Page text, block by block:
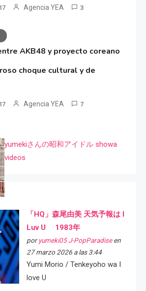
Agencia YEA 3
AKB48 y proyecto coreano
choque cultural y de
Agencia YEA 7
yumekiさんの昭和アイドル showa
videos
「HQ」森尾由美 天気予報は I
Luv U 1983年
por yumeki05 J-PopParadiseen
27 marzo 2026 a las 3:44
Yumi Morio / Tenkeyoho wa I
love U